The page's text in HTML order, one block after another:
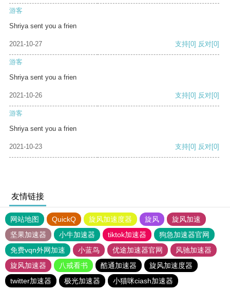
游客
Shriya sent you a frien
2021-10-27 支持[0] 反对[0]
游客
Shriya sent you a frien
2021-10-26 支持[0] 反对[0]
游客
Shriya sent you a frien
2021-10-23 支持[0] 反对[0]
友情链接
网站地图 QuickQ 旋风加速度器 旋风
旋风加速
坚果加速器
小牛加速器 tiktok加速器
狗急加速器官网
免费vqn外网加速
小蓝鸟 优途加速器官网
风驰加速器
旋风加速器
八戒看书 酷通加速器
旋风加速度器
twitter加速器
极光加速器 小猫咪ciash加速器